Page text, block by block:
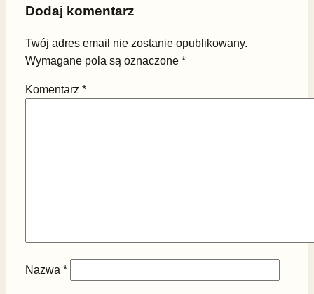
Dodaj komentarz
Twój adres email nie zostanie opublikowany.
Wymagane pola są oznaczone *
Komentarz *
Nazwa *